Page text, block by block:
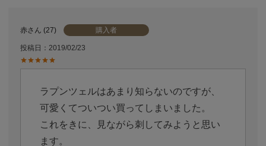
赤 27 購入者
投稿日 2019/02/23
ラプンツェルはあまり知らないのですが、
可愛くてついつい買ってしまいました。
これをきに、見ながら刺してみようと思い
ます。